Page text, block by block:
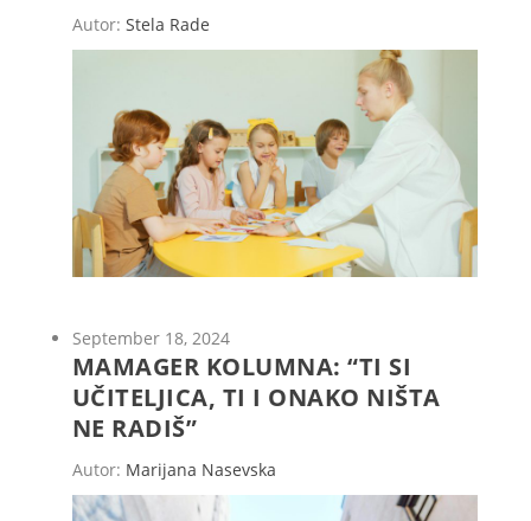
Autor: Stela Rade
September 18, 2024
MAMAGER KOLUMNA: “TI SI
UČITELJICA, TI I ONAKO NIŠTA
NE RADIŠ”
Autor: Marijana Nasevska